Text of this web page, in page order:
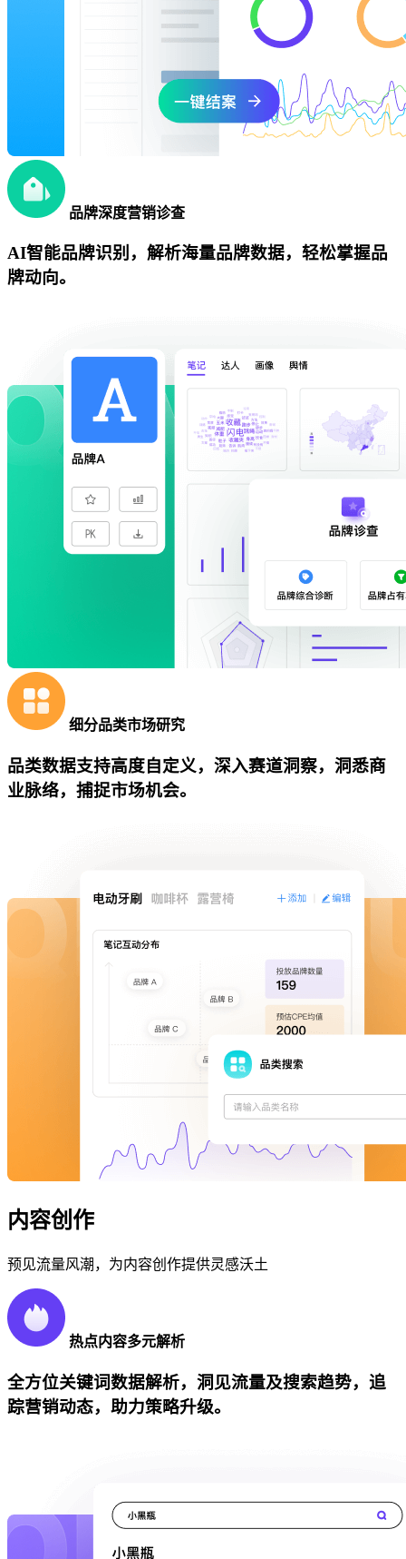
品牌深度营销诊查
AI智能品牌识别，解析海量品牌数据，轻松掌握品
牌动向。
细分品类市场研究
品类数据支持高度自定义，深入赛道洞察，洞悉商
业脉络，捕捉市场机会。
内容创作
预见流量风潮，为内容创作提供灵感沃土
热点内容多元解析
全方位关键词数据解析，洞见流量及搜索趋势，追
踪营销动态，助力策略升级。